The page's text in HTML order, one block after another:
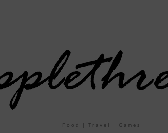
Food | Travel | Games